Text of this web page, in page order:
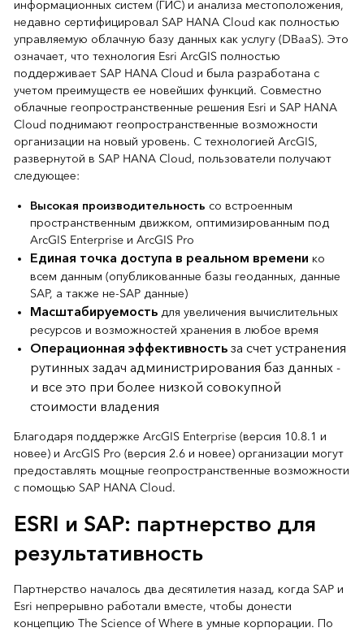
информационных систем (ГИС) и анализа местоположения,
недавно сертифицировал SAP HANA Cloud как полностью
управляемую облачную базу данных как услугу (DBaaS). Это
означает, что технология Esri ArcGIS полностью
поддерживает SAP HANA Cloud и была разработана с
учетом преимуществ ее новейших функций. Совместно
облачные геопространственные решения Esri и SAP HANA
Cloud поднимают геопространственные возможности
организации на новый уровень. С технологией ArcGIS,
развернутой в SAP HANA Cloud, пользователи получают
следующее:
Высокая производительность со встроенным
пространственным движком, оптимизированным под
ArcGIS Enterprise и ArcGIS Pro
Единая точка доступа в реальном времени ко
всем данным (опубликованные базы геоданных, данные
SAP, а также не-SAP данные)
Масштабируемостьдля увеличения вычислительных
ресурсов и возможностей хранения в любое время
Операционная эффективностьза счет устранения
рутинных задач администрирования баз данных -
и все это при более низкой совокупной
стоимости владения
Благодаря поддержке ArcGIS Enterprise (версия 10.8.1 и
новее) и ArcGIS Pro (версия 2.6 и новее) организации могут
предоставлять мощные геопространственные возможности
с помощью SAP HANA Cloud.
ESRI и SAP: партнерство для
результативность
Партнерство началось два десятилетия назад, когда SAP и
Esri непрерывно работали вместе, чтобы донести
концепцию The Science of Where в умные корпорации. По